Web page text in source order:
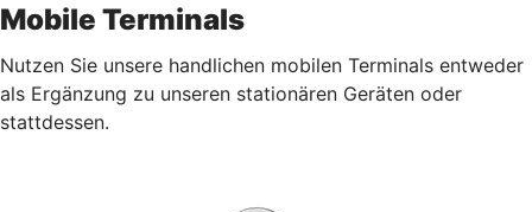
Mobile Terminals
Nutzen Sie unsere handlichen mobilen Terminals entweder
als Ergänzung zu unseren stationären Geräten oder
stattdessen.